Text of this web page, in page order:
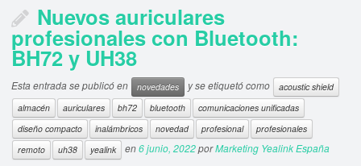
Nuevos auriculares
profesionales con Bluetooth:
BH72 y UH38
Esta entrada se publicó en novedades y se etiquetó como
acoustic shield
almacén
auriculares bh72 bluetooth
comunicaciones unificadas
diseño compacto
inalámbricos novedad profesional
profesionales
remoto
uh38 yealink en6 junio, 2022porMarketing Yealink España